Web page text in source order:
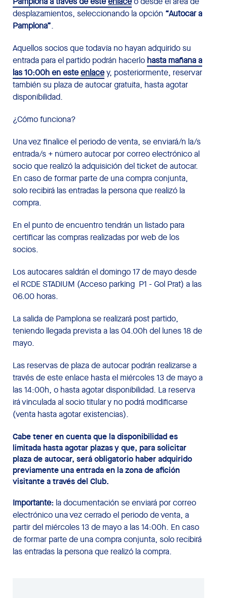
desplazamientos, seleccionando la opción “Autocar a
Pamplona”.
Aquellos socios que todavía no hayan adquirido su
entrada para el partido podrán hacerlo hasta mañana a
las 10:00h en esteenlacey, posteriormente, reservar
también su plaza de autocar gratuita, hasta agotar
disponibilidad.
¿Cómo funciona?
Una vez finalice el periodo de venta, se enviará/n la/s
entrada/s + número autocar por correo electrónico al
socio que realizó la adquisición del ticket de autocar.
En caso de formar parte de una compra conjunta,
solo recibirá las entradas la persona que realizó la
compra.
En el punto de encuentro tendrán un listado para
certificar las compras realizadas por web de los
socios.
Los autocares saldrán el domingo 17 de mayo desde
el RCDE STADIUM (Acceso parking P1 - Gol Prat) a las
06.00 horas.
La salida de Pamplona se realizará post partido,
teniendo llegada prevista a las 04.00h del lunes 18 de
mayo.
Las reservas de plaza de autocar podrán realizarse a
través de este enlace hasta el miércoles 13 de mayo a
las 14:00h, o hasta agotar disponibilidad. La reserva
irá vinculada al socio titular y no podrá modificarse
(venta hasta agotar existencias).
Cabe tener en cuenta que la disponibilidad es
limitada hasta agotar plazas y que, para solicitar
plaza de autocar, será obligatorio haber adquirido
previamente una entrada en la zona de afición
visitante a través del Club.
Importante: la documentación se enviará por correo
electrónico una vez cerrado el periodo de venta, a
partir del miércoles 13 de mayo a las 14:00h. En caso
de formar parte de una compra conjunta, solo recibirá
las entradas la persona que realizó la compra.